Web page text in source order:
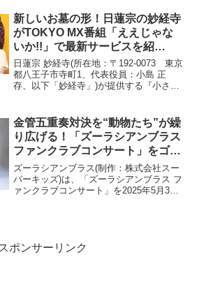
ト表彰制度の応募を開始しました。公益
財団法人企業情報化協会が...
新しいお墓の形！日蓮宗の妙経寺
がTOKYO MX番組「ええじゃな
いか!!」で最新サービスを紹
介！ ～「令和6年お盆＆お彼岸
キャンペーン」実施～
日蓮宗 妙経寺(所在地：〒192-0073 東京
都八王子市寺町1、代表役員：小島 正
存、以下「妙経寺」)が提供する『小さな
レビ番組「ええじゃないか!!」(T...
金管五重奏対決を“動物たち”が繰
り広げる！「ズーラシアンブラス
ファンクラブコンサート」をゴー
ルデンウィークに開催
ズーラシアンブラス(制作：株式会社スー
パーキッズ)は、「ズーラシアンブラス フ
ァンクラブコンサート」を2025年5月3日
ポンサーリンク